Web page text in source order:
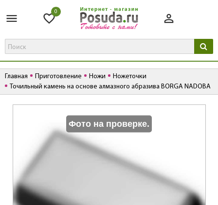
0
Главная Приготовление Ножи
Ножеточки
Точильный камень на основе алмазного абразива BORGA NADOBA
Фото на проверке.